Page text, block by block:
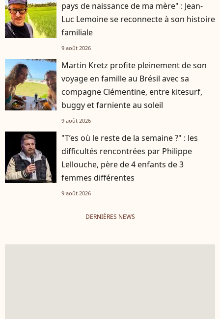
pays de naissance de ma mère" : Jean-
Luc Lemoine se reconnecte à son histoire
familiale
9 août 2026
Martin Kretz profite pleinement de son
voyage en famille au Brésil avec sa
compagne Clémentine, entre kitesurf,
buggy et farniente au soleil
9 août 2026
"T’es où le reste de la semaine ?" : les
difficultés rencontrées par Philippe
Lellouche, père de 4 enfants de 3
femmes différentes
9 août 2026
DERNIÈRES NEWS